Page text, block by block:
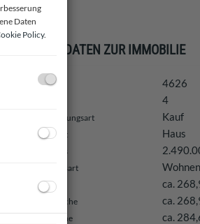
BASISDATEN ZUR IMMOBILIE
Objektnr. 4626
4
Vermarktungsart Kauf
Objektart Haus
Kaufpreis
Nutzungsart Wohnen
Fläche ca.
Wohnfläche ca.
Nutzfläche ca.
Daten
Policy.